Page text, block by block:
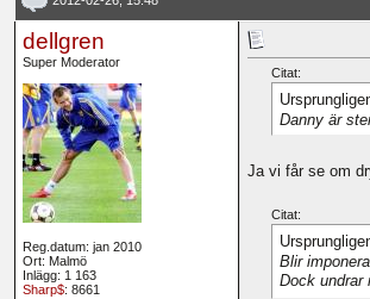
dellgren
Super Moderator
Reg.datum: jan 2010
Ort: Malmö
Inlägg: 1 163
Sharp$: 8661
Citat:
Danny är
Ja vi får se om
Citat:
Blir
Dock undrar